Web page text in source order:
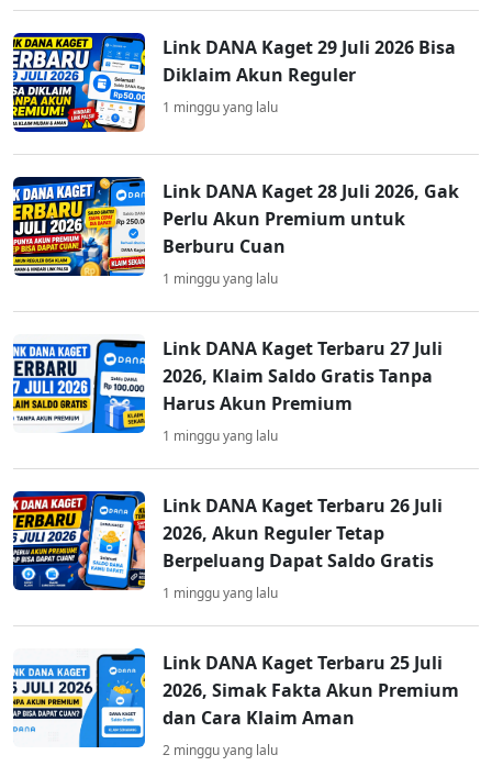
Link DANA Kaget 29 Juli 2026 Bisa
Diklaim Akun Reguler
1 minggu yang lalu
Link DANA Kaget 28 Juli 2026, Gak
Perlu Akun Premium untuk
Berburu Cuan
1 minggu yang lalu
Link DANA Kaget Terbaru 27 Juli
2026, Klaim Saldo Gratis Tanpa
Harus Akun Premium
1 minggu yang lalu
Link DANA Kaget Terbaru 26 Juli
2026, Akun Reguler Tetap
Berpeluang Dapat Saldo Gratis
1 minggu yang lalu
Link DANA Kaget Terbaru 25 Juli
2026, Simak Fakta Akun Premium
dan Cara Klaim Aman
2 minggu yang lalu